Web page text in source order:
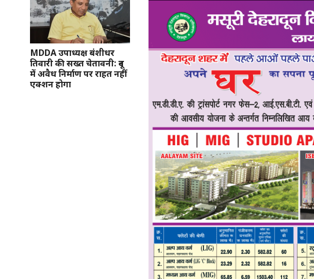
MDDA उपाध्यक्ष बंशीधर
तिवारी की सख्त चेतावनी: दून
में अवैध निर्माण पर राहत नहीं
एक्शन होगा